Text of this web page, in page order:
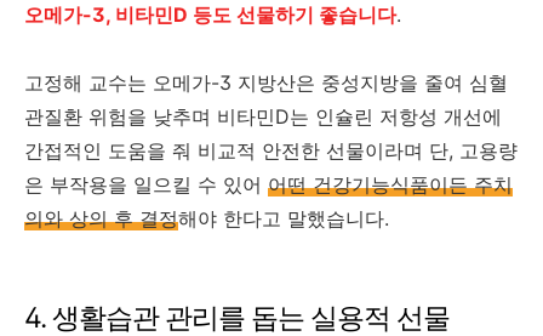
오메가-3, 비타민D 등도 선물하기 좋습니다.
고정해 교수는 오메가-3 지방산은 중성지방을 줄여 심혈
관질환 위험을 낮추며 비타민D는 인슐린 저항성 개선에
간접적인 도움을 줘 비교적 안전한 선물이라며 단, 고용량
은 부작용을 일으킬 수 있어 어떤 건강기능식품이든 주치
의와 상의 후 결정해야 한다고 말했습니다.
4. 생활습관 관리를 돕는 실용적 선물